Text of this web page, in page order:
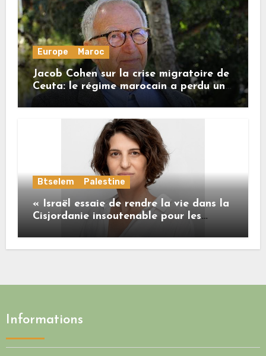
Europe Maroc
Jacob Cohen sur la crise migratoire de
Ceuta: le régime marocain a perdu une
bonne part de sa crédibilité vis-à-vis
de l’Union européenne
Btselem Palestine
« Israël essaie de rendre la vie dans la
Cisjordanie insoutenable pour les
Informations